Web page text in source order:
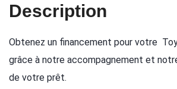
Description
Obtenez un financement pour votre
grâce à notre accompagnement et
de votre prêt.